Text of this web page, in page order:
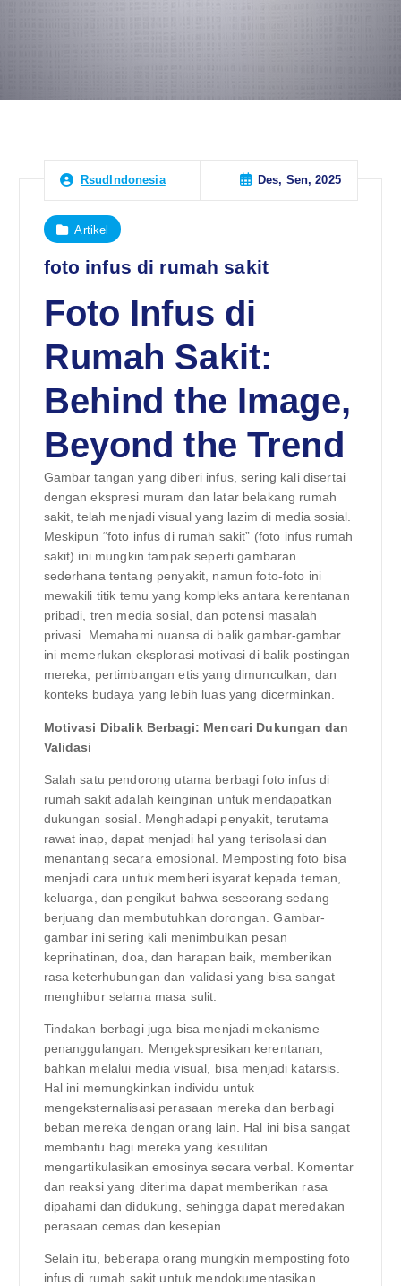
RsudIndonesia Des, Sen, 2025
Artikel
foto infus di rumah sakit
Foto Infus di
Rumah Sakit:
Behind the Image,
Beyond the Trend
Gambar tangan yang diberi infus, sering kali disertai
dengan ekspresi muram dan latar belakang rumah
sakit, telah menjadi visual yang lazim di media sosial.
Meskipun “foto infus di rumah sakit” (foto infus rumah
sakit) ini mungkin tampak seperti gambaran
sederhana tentang penyakit, namun foto-foto ini
mewakili titik temu yang kompleks antara kerentanan
pribadi, tren media sosial, dan potensi masalah
privasi. Memahami nuansa di balik gambar-gambar
ini memerlukan eksplorasi motivasi di balik postingan
mereka, pertimbangan etis yang dimunculkan, dan
konteks budaya yang lebih luas yang dicerminkan.
Motivasi Dibalik Berbagi: Mencari Dukungan dan
Validasi
Salah satu pendorong utama berbagi foto infus di
rumah sakit adalah keinginan untuk mendapatkan
dukungan sosial. Menghadapi penyakit, terutama
rawat inap, dapat menjadi hal yang terisolasi dan
menantang secara emosional. Memposting foto bisa
menjadi cara untuk memberi isyarat kepada teman,
keluarga, dan pengikut bahwa seseorang sedang
berjuang dan membutuhkan dorongan. Gambar-
gambar ini sering kali menimbulkan pesan
keprihatinan, doa, dan harapan baik, memberikan
rasa keterhubungan dan validasi yang bisa sangat
menghibur selama masa sulit.
Tindakan berbagi juga bisa menjadi mekanisme
penanggulangan. Mengekspresikan kerentanan,
bahkan melalui media visual, bisa menjadi katarsis.
Hal ini memungkinkan individu untuk
mengeksternalisasi perasaan mereka dan berbagi
beban mereka dengan orang lain. Hal ini bisa sangat
membantu bagi mereka yang kesulitan
mengartikulasikan emosinya secara verbal. Komentar
dan reaksi yang diterima dapat memberikan rasa
dipahami dan didukung, sehingga dapat meredakan
perasaan cemas dan kesepian.
Selain itu, beberapa orang mungkin memposting foto
infus di rumah sakit untuk mendokumentasikan